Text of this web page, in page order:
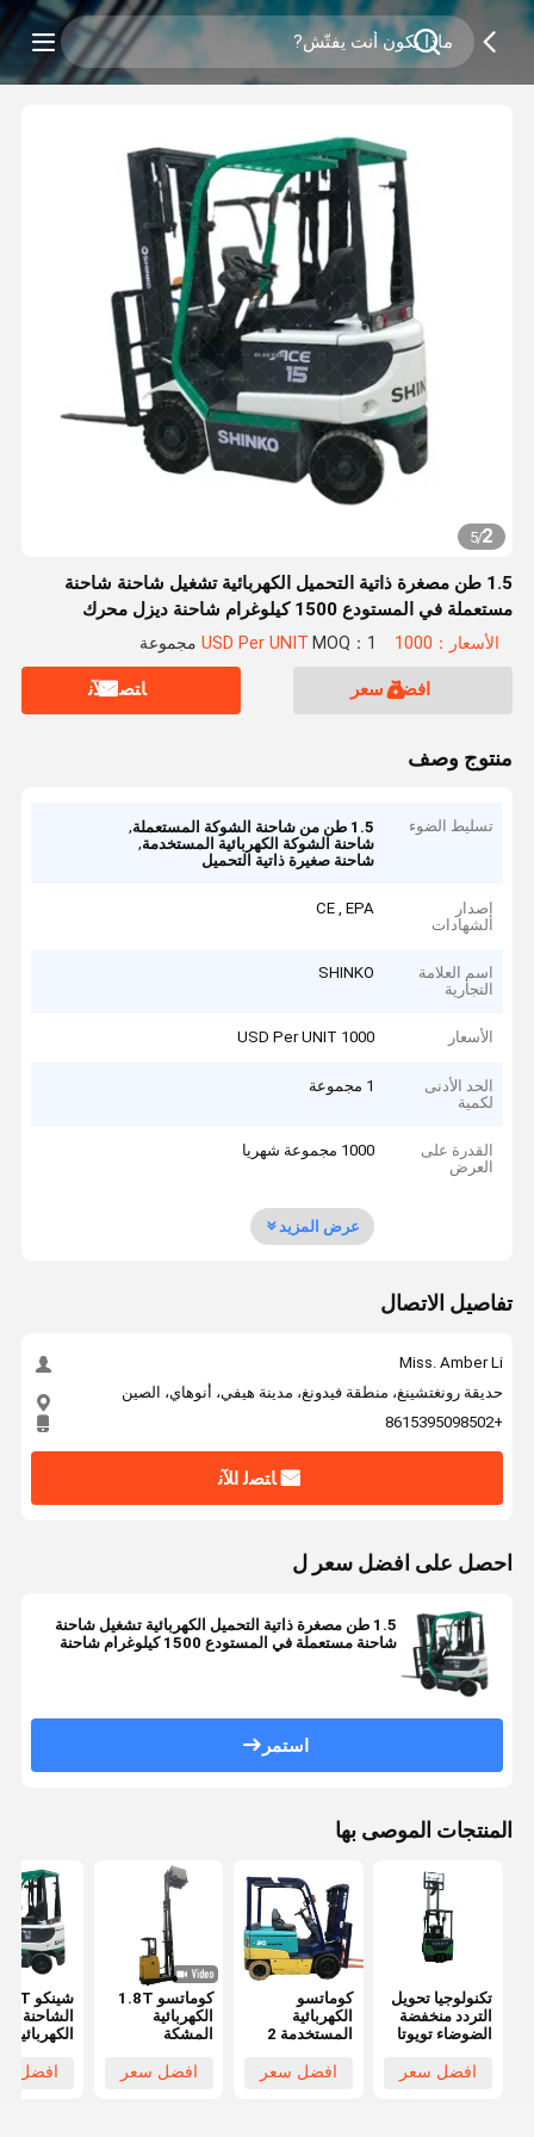
2
/
5
1.5 طن مصغرة ذاتية التحميل الكهربائية تشغيل شاحنة شاحنة
مستعملة في المستودع 1500 كيلوغرام شاحنة ديزل محرك
الأسعار：1000 USD Per UNIT MOQ：1 مجموعة
افضل سعر ﺎﺘﺼﻟ ﺍﻶﻧ
منتوج وصف
تسليط الضوء 1.5 طن من شاحنة الشوكة المستعملة
,
شاحنة الشوكة الكهربائية المستخدمة,
شاحنة صغيرة ذاتية التحميل
إصدار
الشهادات
CE , EPA
اسم العلامة
التجارية
SHINKO
الأسعار 1000 USD Per UNIT
الحد الأدنى
لكمية
1 مجموعة
القدرة على
العرض
1000 مجموعة شهريا
عرض المزيد
تفاصيل الاتصال
Miss. Amber Li
حديقة رونغتشينغ، منطقة فيدونغ، مدينة هيفي، أنوهاي، الصين
+8615395098502
ﺎﺘﺼﻟ ﺍﻶﻧ
احصل على افضل سعر ل
1.5 طن مصغرة ذاتية التحميل الكهربائية تشغيل شاحنة
شاحنة مستعملة في المستودع 1500 كيلوغرام شاحنة
استمر
المنتجات الموصى بها
تكنولوجيا تحويل
التردد منخفضة
الضوضاء تويوتا
المستخدمة
افضل سعر
كوماتسو
الكهربائية
المستخدمة 2
شوكة مزدوجة
افضل سعر
كوماتسو 1.8T
الكهربائية
المشكة
الشوكة الفولاذية
افضل سعر
الشاحنة
الكهربائية
افضل